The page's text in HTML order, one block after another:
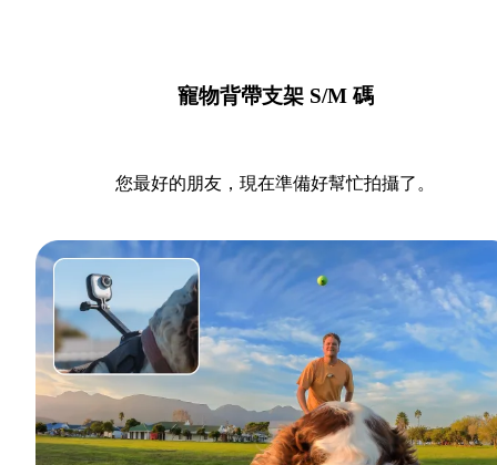
寵物背帶支架 S/M 碼
您最好的朋友，現在準備好幫忙拍攝了。